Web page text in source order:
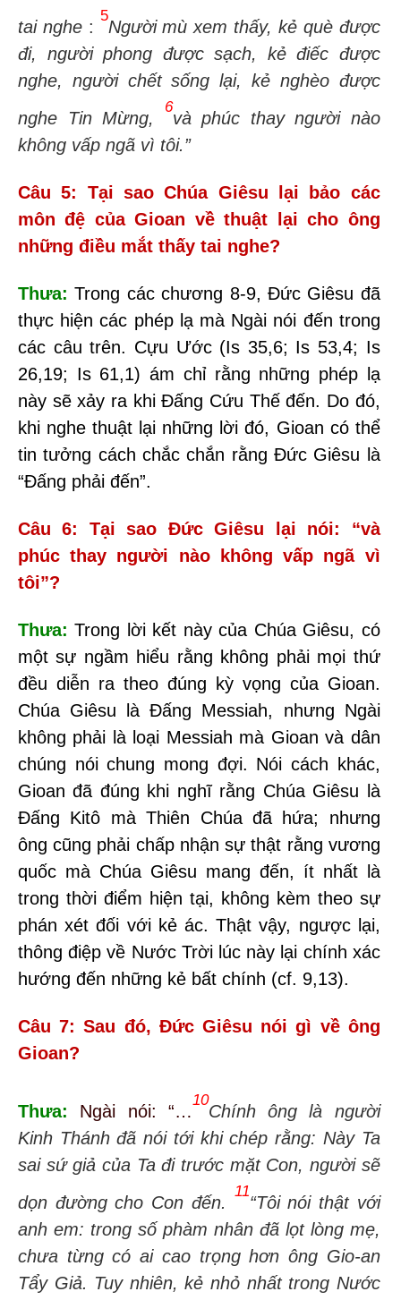
tai nghe:
5
Người mù xem thấy, kẻ què được
đi, người phong được sạch, kẻ điếc được
nghe, người chết sống lại, kẻ nghèo được
nghe Tin Mừng,
6
và phúc thay người nào
không vấp ngã vì tôi.”
Câu 5: Tại sao Chúa Giêsu lại bảo các
môn đệ của Gioan về thuật lại cho ông
những điều mắt thấy tai nghe?
Thưa: Trong các chương 8-9, Đức Giêsu đã
thực hiện các phép lạ mà Ngài nói đến trong
các câu trên. Cựu Ước (Is 35,6; Is 53,4; Is
26,19; Is 61,1) ám chỉ rằng những phép lạ
này sẽ xảy ra khi Đấng Cứu Thế đến. Do đó,
khi nghe thuật lại những lời đó, Gioan có thể
tin tưởng cách chắc chắn rằng Đức Giêsu là
“Đấng phải đến”.
Câu 6: Tại sao Đức Giêsu lại nói: “và
phúc thay người nào không vấp ngã vì
tôi”?
Thưa: Trong lời kết này của Chúa Giêsu, có
một sự ngầm hiểu rằng không phải mọi thứ
đều diễn ra theo đúng kỳ vọng của Gioan.
Chúa Giêsu là Đấng Messiah, nhưng Ngài
không phải là loại Messiah mà Gioan và dân
chúng nói chung mong đợi. Nói cách khác,
Gioan đã đúng khi nghĩ rằng Chúa Giêsu là
Đấng Kitô mà Thiên Chúa đã hứa; nhưng
ông cũng phải chấp nhận sự thật rằng vương
quốc mà Chúa Giêsu mang đến, ít nhất là
trong thời điểm hiện tại, không kèm theo sự
phán xét đối với kẻ ác. Thật vậy, ngược lại,
thông điệp về Nước Trời lúc này lại chính xác
hướng đến những kẻ bất chính (cf. 9,13).
Câu 7: Sau đó, Đức Giêsu nói gì về ông
Gioan?
Thưa: Ngài nói: “…
10
Chính ông là người
Kinh Thánh đã nói tới khi chép rằng: Này Ta
sai sứ giả của Ta đi trước mặt Con, người sẽ
dọn đường cho Con đến.
11
“Tôi nói thật với
anh em: trong số phàm nhân đã lọt lòng mẹ,
chưa từng có ai cao trọng hơn ông Gio-an
Tẩy Giả. Tuy nhiên, kẻ nhỏ nhất trong Nước